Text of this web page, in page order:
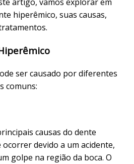
hiperêmico, suas causas,
ser causado por diferentes
comuns:
causas do dente
devido a um acidente,
golpe na região da boca. O